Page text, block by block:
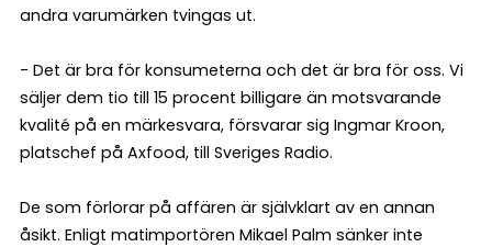
andra varumärken tvingas ut.
- Det är bra för konsumeterna och det är bra för oss. Vi
säljer dem tio till 15 procent billigare än motsvarande
kvalité på en märkesvara, försvarar sig Ingmar Kroon,
platschef på Axfood, till Sveriges Radio.
De som förlorar på affären är självklart av en annan
åsikt. Enligt matimportören Mikael Palm sänker inte